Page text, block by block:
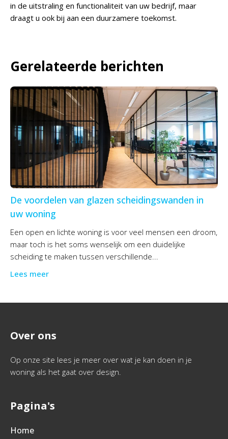
in de uitstraling en functionaliteit van uw bedrijf, maar
draagt u ook bij aan een duurzamere toekomst.
Gerelateerde berichten
De voordelen van glazen scheidingswanden in
uw woning
Een open en lichte woning is voor veel mensen een droom,
maar toch is het soms wenselijk om een duidelijke
scheiding te maken tussen verschillende...
Lees meer
Over ons
Op onze site lees je meer over wat je kan doen in je
woning als het gaat over design.
Pagina's
Home